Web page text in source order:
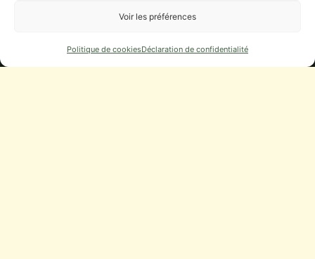
Voir les préférences
Politique de cookiesDéclaration de confidentialité